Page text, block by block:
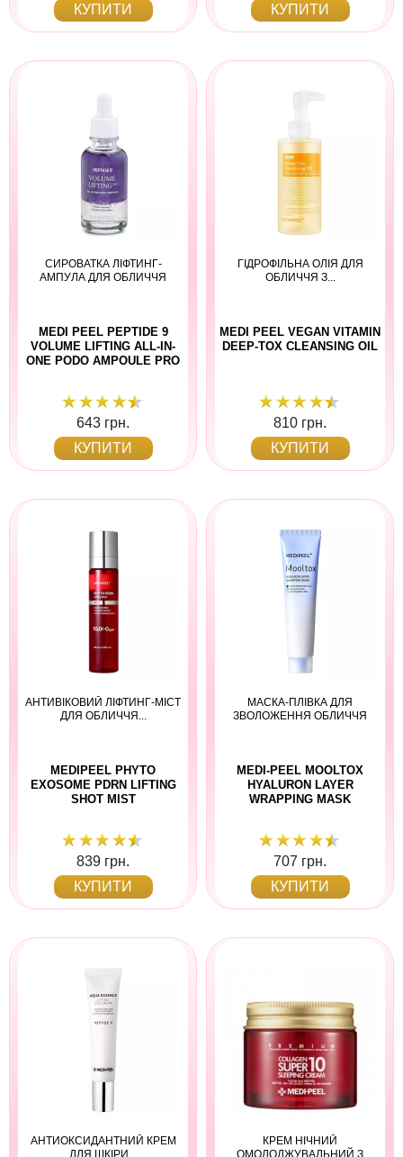
КУПИТИ
КУПИТИ
СИРОВАТКА ЛІФТИНГ-
АМПУЛА ДЛЯ ОБЛИЧЧЯ
MEDI PEEL PEPTIDE 9
VOLUME LIFTING ALL-IN-
ONE PODO AMPOULE PRO
643 грн.
КУПИТИ
ГІДРОФІЛЬНА ОЛІЯ ДЛЯ
ОБЛИЧЧЯ З...
MEDI PEEL VEGAN VITAMIN
DEEP-TOX CLEANSING OIL
810 грн.
КУПИТИ
АНТИВІКОВИЙ ЛІФТИНГ-МІСТ
ДЛЯ ОБЛИЧЧЯ...
MEDIPEEL PHYTO
EXOSOME PDRN LIFTING
SHOT MIST
839 грн.
КУПИТИ
МАСКА-ПЛІВКА ДЛЯ
ЗВОЛОЖЕННЯ ОБЛИЧЧЯ
MEDI-PEEL MOOLTOX
HYALURON LAYER
WRAPPING MASK
707 грн.
КУПИТИ
АНТИОКСИДАНТНИЙ КРЕМ
ДЛЯ ШКІРИ...
КРЕМ НІЧНИЙ
ОМОЛОДЖУВАЛЬНИЙ З